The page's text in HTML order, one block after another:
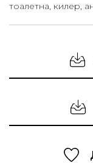
тоалетна, килер,